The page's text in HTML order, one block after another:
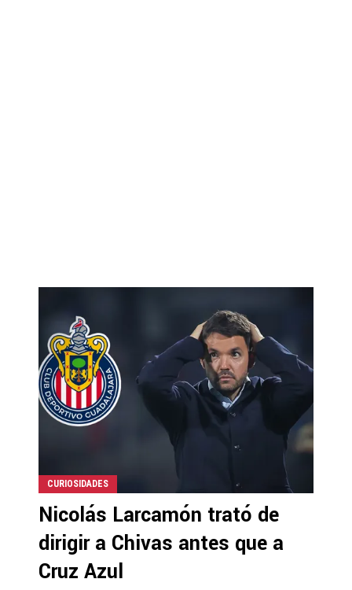
CURIOSIDADES
Nicolás Larcamón trató de
dirigir a Chivas antes que a
Cruz Azul